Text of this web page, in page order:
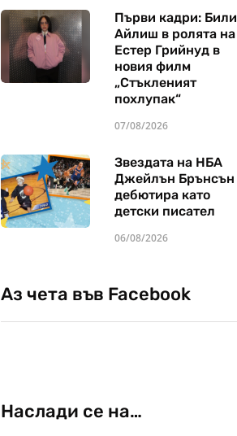
Първи кадри: Били
Айлиш в ролята на
Естер Грийнуд в
новия филм
„Стъкленият
похлупак“
07/08/2026
Звездата на НБА
Джейлън Брънсън
дебютира като
детски писател
06/08/2026
Аз чета във Facebook
Наслади се на…